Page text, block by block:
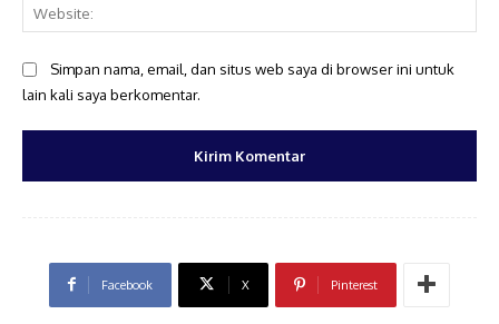
Simpan nama, email, dan situs web saya di browser ini untuk
lain kali saya berkomentar.
Facebook X Pinterest